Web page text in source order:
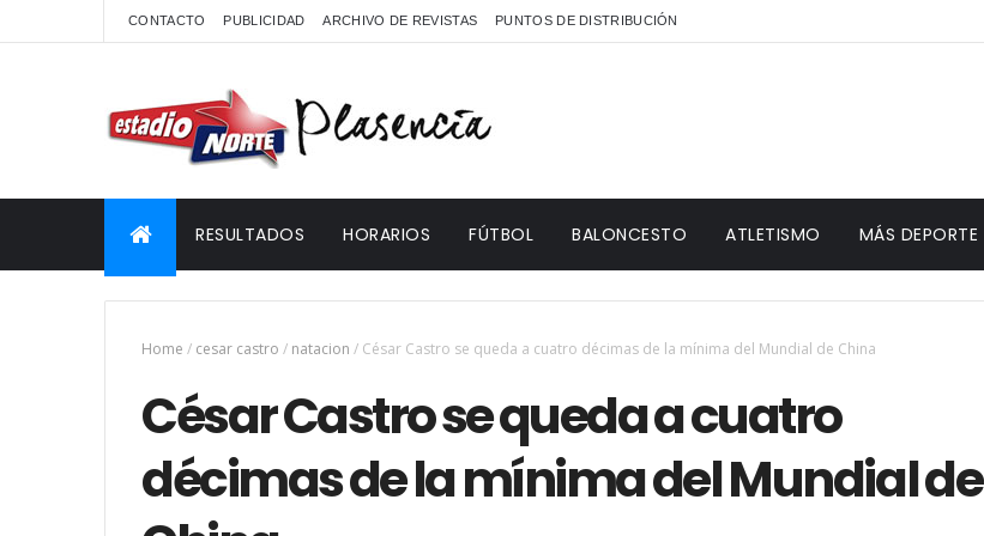
CONTACTO PUBLICIDAD ARCHIVO DE REVISTAS PUNTOS DE DISTRIBUCIÓN
RESULTADOS HORARIOS FÚTBOL BALONCESTO ATLETISMO MÁS DEPORTE
Home / cesar castro / natacion / César Castro se queda a cuatro décimas de la mínima del Mundial de China
César Castro se queda a cuatro
décimas de la mínima del Mundial de